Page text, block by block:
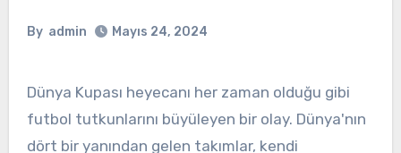
By admin Mayıs 24, 2024
Dünya Kupası heyecanı her zaman olduğu gibi
futbol tutkunlarını büyüleyen bir olay. Dünya'nın
dört bir yanından gelen takımlar, kendi